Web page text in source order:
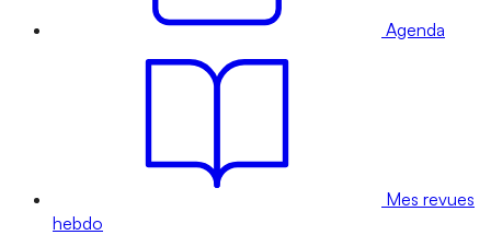
Agenda
Mes revues
hebdo